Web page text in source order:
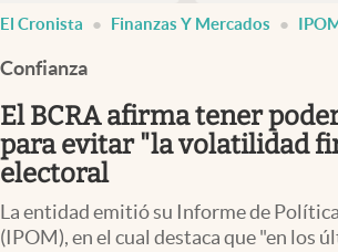
Finanzas y Mercados
Mercados Online
Negocios
Columnistas
Apertura
El Cronista Finanzas Y Mercados
Confianza
El BCRA afirma tener
para evitar "la volatilidad
electoral
La entidad emitió su Informe de
(IPOM), en el cual destaca que "en los